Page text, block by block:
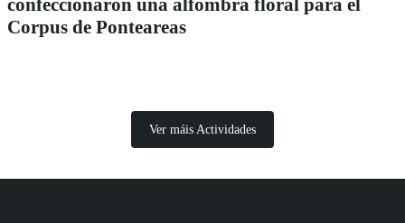
Corpus de Ponteareas
Ver máis Actividades